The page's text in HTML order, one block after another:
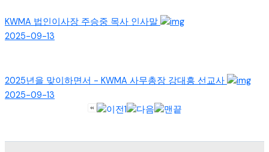
KWMA 법인이사장 주승중 목사 인사말
2025-09-13
2025년을 맞이하면서 - KWMA 사무총장 강대흥 선교사
2025-09-13
1